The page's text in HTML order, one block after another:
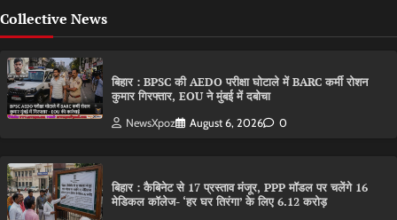
Collective News
बिहार : BPSC की AEDO परीक्षा घोटाले में BARC कर्मी रोशन
कुमार गिरफ्तार, EOU ने मुंबई में दबोचा
NewsXpoz August 6, 2026 0
बिहार : कैबिनेट से 17 प्रस्ताव मंजूर, PPP मॉडल पर चलेंगे 16
मेडिकल कॉलेज- ‘हर घर तिरंगा’ के लिए 6.12 करोड़